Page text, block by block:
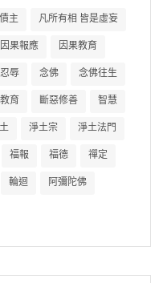
主 凡所有相 皆是虛妄
因果報應 因果教育
忍辱 念佛 念佛往生
教育 斷惡修善 智慧
淨土宗 淨土法門
福報 福德 禪定
輪迴 阿彌陀佛